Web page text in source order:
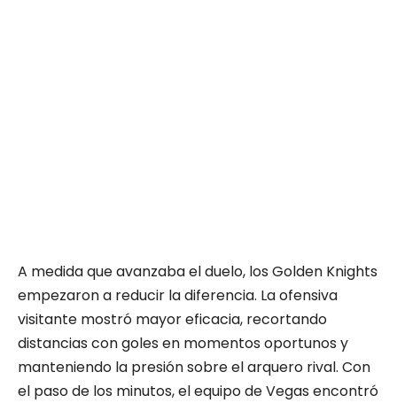
A medida que avanzaba el duelo, los Golden Knights
empezaron a reducir la diferencia. La ofensiva
visitante mostró mayor eficacia, recortando
distancias con goles en momentos oportunos y
manteniendo la presión sobre el arquero rival. Con
el paso de los minutos, el equipo de Vegas encontró